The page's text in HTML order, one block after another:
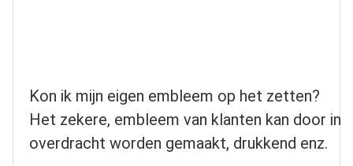
Kon ik mijn eigen embleem op het zetten?
Het zekere, embleem van klanten kan door in
overdracht worden gemaakt, drukkend enz.